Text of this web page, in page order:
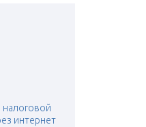
налоговой
интернет